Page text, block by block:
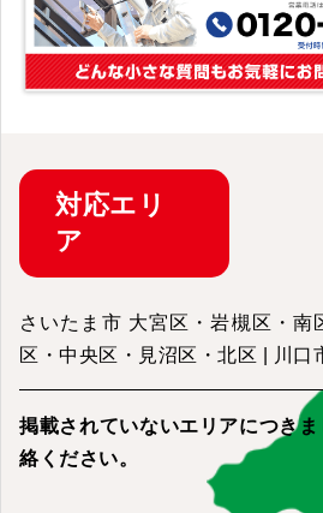
対応エリ
ア
さいたま市 大宮区・岩槻区・南
区・中央区・見沼区・北区 | 川口
掲載されていないエリアにつき
絡ください。